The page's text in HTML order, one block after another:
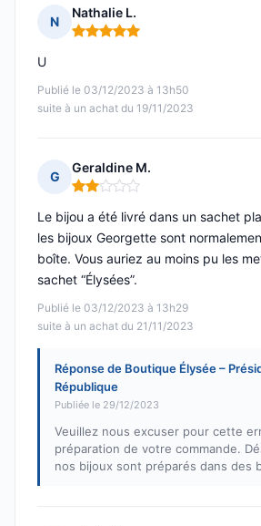
N
Nathalie L.
Note : 5 sur 5
Publié le 03/12/2023 à 13h50
suite à un achat du 19/11/2023
U
G
Geraldine M.
Note : 2 sur 5
Publié le 03/12/2023 à 13h29
suite à un achat du 21/11/2023
Le bijou a été livré dans un sachet
les bijoux Georgette sont
boîte. Vous auriez au moins pu les
sachet “Élysées”.
Réponse de Boutique Élysée –
République
Publiée le 29/12/2023
Veuillez nous excuser pour cette
préparation de votre commande.
nos bijoux sont préparés dans des